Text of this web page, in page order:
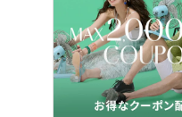
着物・浴衣・和装小物
スキンケア
ベースメイク